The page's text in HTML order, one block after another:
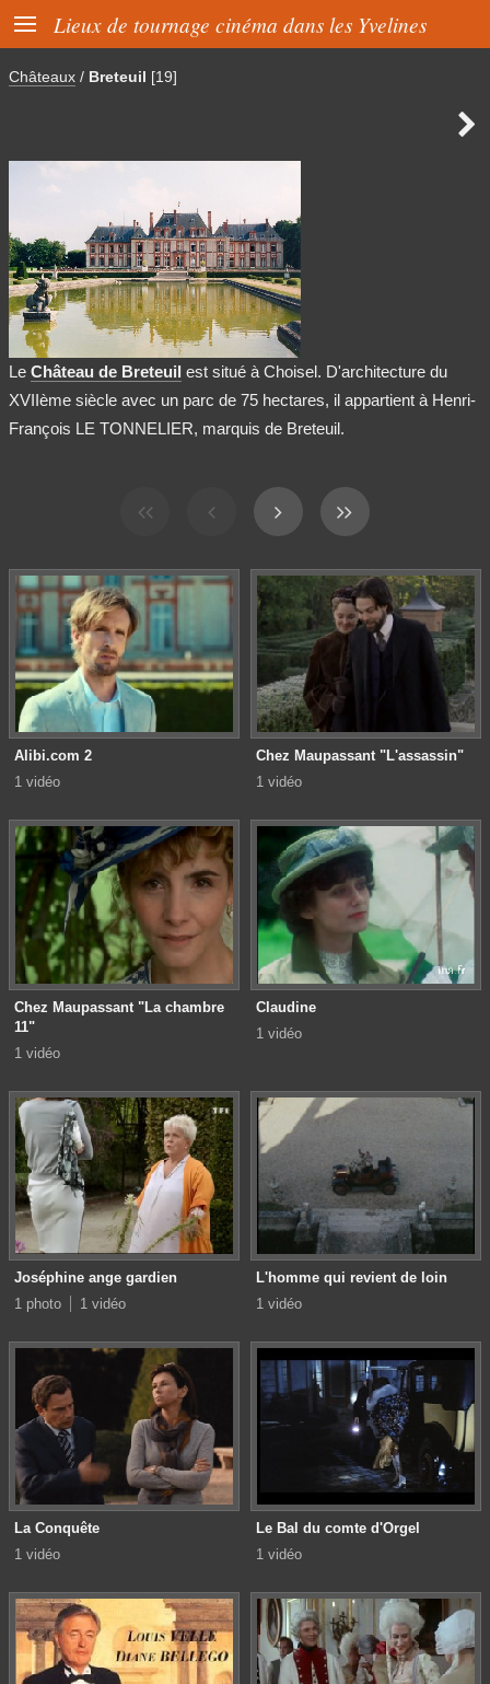
 Lieux de tournage cinéma dans les Yvelines
Châteaux / Breteuil [19]

Le Château de Breteuil est situé à Choisel. D'architecture du
XVIIème siècle avec un parc de 75 hectares, il appartient à Henri-
François LE TONNELIER, marquis de Breteuil.
Alibi.com 2
1 vidéo
Chez Maupassant "L'assassin"
1 vidéo
Chez Maupassant "La chambre
11"
1 vidéo
Claudine
1 vidéo
Joséphine ange gardien
1 photo
1 vidéo
L'homme qui revient de loin
1 vidéo
La Conquête
1 vidéo
Le Bal du comte d'Orgel
1 vidéo